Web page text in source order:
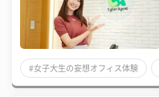
#女子大生の妄想オフィス体験